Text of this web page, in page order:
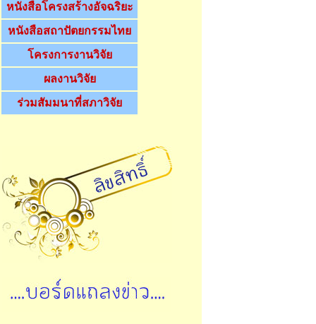
หนังสือโครงสร้างอัจฉริยะ
หนังสือสถาปัตยกรรมไทย
โครงการงานวิจัย
ผลงานวิจัย
ร่วมสัมมนาที่สภาวิจัย